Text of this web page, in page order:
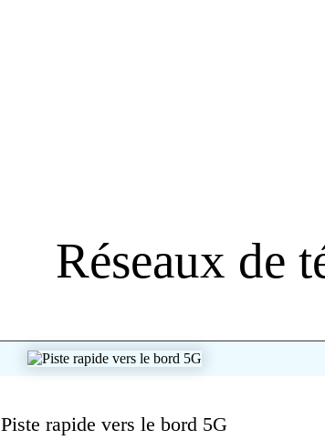
Réseaux de
Piste rapide vers le bord 5G